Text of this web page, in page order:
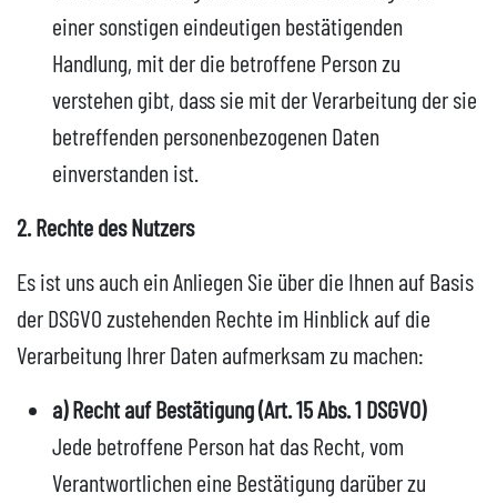
einer sonstigen eindeutigen bestätigenden
Handlung, mit der die betroffene Person zu
verstehen gibt, dass sie mit der Verarbeitung der sie
betreffenden personenbezogenen Daten
einverstanden ist.
2. Rechte des Nutzers
Es ist uns auch ein Anliegen Sie über die Ihnen auf Basis
der DSGVO zustehenden Rechte im Hinblick auf die
Verarbeitung Ihrer Daten aufmerksam zu machen:
a) Recht auf Bestätigung (Art. 15 Abs. 1 DSGVO)
Jede betroffene Person hat das Recht, vom
Verantwortlichen eine Bestätigung darüber zu